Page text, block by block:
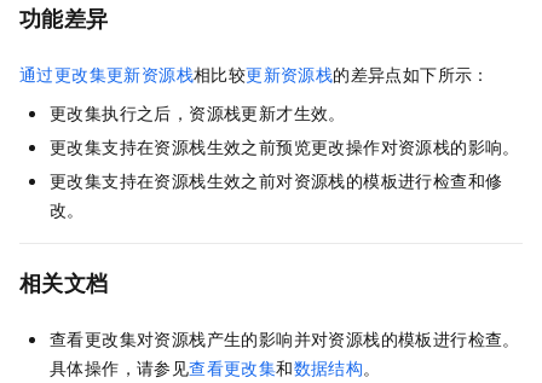
功能差异
通过更改集更新资源栈相比较更新资源栈的差异点如下所示：
更改集执行之后，资源栈更新才生效。
更改集支持在资源栈生效之前预览更改操作对资源栈的影响。
更改集支持在资源栈生效之前对资源栈的模板进行检查和修
改。
相关文档
查看更改集对资源栈产生的影响并对资源栈的模板进行检查。
具体操作，请参见查看更改集和数据结构。